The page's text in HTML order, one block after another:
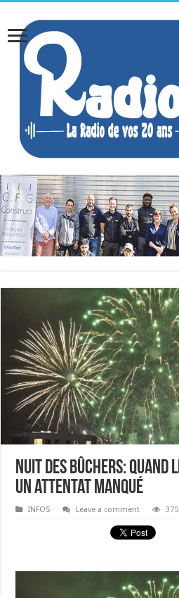
Nuit des bûchers:
un attentat manqué
INFOS Leave a comment